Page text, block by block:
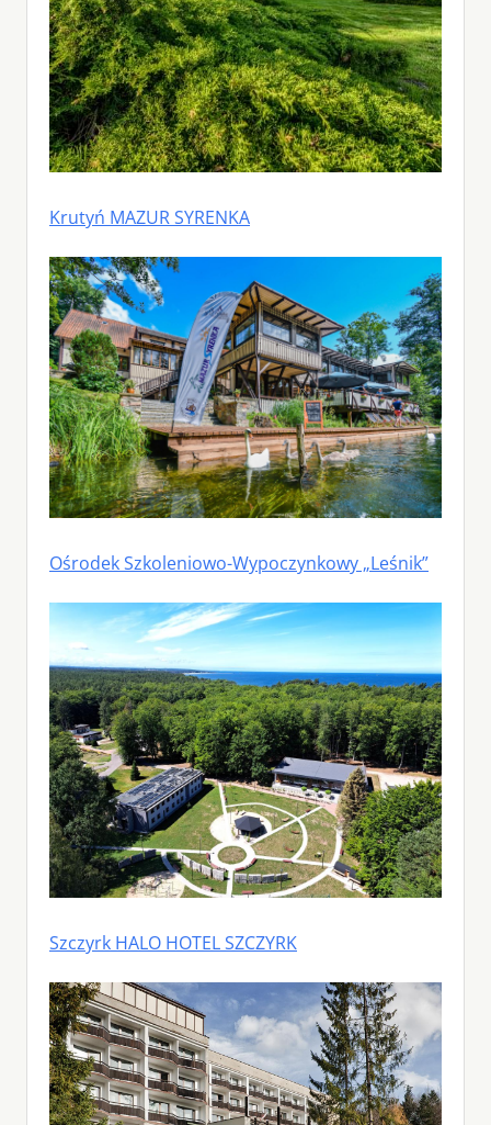
Krutyń MAZUR SYRENKA
Ośrodek Szkoleniowo-Wypoczynkowy „Leśnik”
Szczyrk HALO HOTEL SZCZYRK